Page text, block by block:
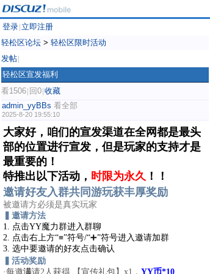
登录 立即注册
轻松区论坛 > 轻松区限时活动
发帖
轻松区宣发福利
看1506 回0 收藏
admin_yyBBs 看全部
2025-8-20 19:55:10
大家好，咱们的宣发渠道在全网都是最头
部的位置进行宣发，但是玩家的支持才是
最重要的！
特推出以下活动， 时限为永久 ！！
邀请好友入群共同游玩获丰厚奖励
被邀请方必须是真实玩家
▍邀请方法
1. 点击YY魔力群进入群聊
2. 点击右上方“≡”符号/“➕”符号进入邀请加群
3. 选中要邀请的好友点击确认
▍活动奖励
·每邀满请2 人获得 【宣传礼包】 x1 ， YY币*10